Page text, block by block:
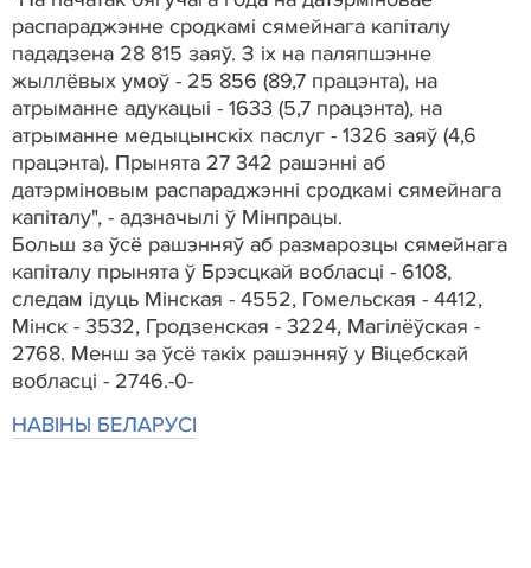
распараджэнне сродкамі сямейнага капіталу
пададзена 28 815 заяў. З іх на паляпшэнне
жыллёвых умоў - 25 856 (89,7 працэнта), на
атрыманне адукацыі - 1633 (5,7 працэнта), на
атрыманне медыцынскіх паслуг - 1326 заяў (4,6
працэнта). Прынята 27 342 рашэнні аб
датэрміновым распараджэнні сродкамі сямейнага
капіталу", - адзначылі ў Мінпрацы.
Больш за ўсё рашэнняў аб размарозцы сямейнага
капіталу прынята ў Брэсцкай вобласці - 6108,
следам ідуць Мінская - 4552, Гомельская - 4412,
Мінск - 3532, Гродзенская - 3224, Магілёўская -
2768. Менш за ўсё такіх рашэнняў у Віцебскай
вобласці - 2746.-0-
НАВIНЫ БЕЛАРУСI